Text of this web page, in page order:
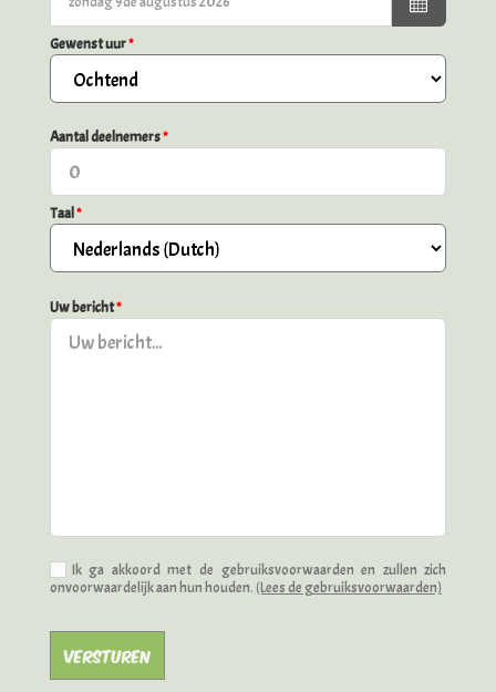
Gewenst uur*
Aantal deelnemers*
Taal*
Uw bericht*
Ik ga akkoord met de gebruiksvoorwaarden en zullen zich
onvoorwaardelijk aan hun houden. (Lees de gebruiksvoorwaarden)
Versturen